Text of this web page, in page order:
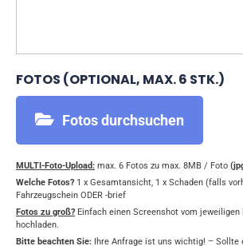
FOTOS (OPTIONAL, MAX. 6 STK.)
Fotos durchsuchen
MULTI-Foto-Upload: max. 6 Fotos zu max. 8MB / Foto
Welche Fotos? 1 x Gesamtansicht, 1 x Schaden (falls
Fahrzeugschein ODER -brief
Fotos zu groß? Einfach einen Screenshot vom
hochladen.
Bitte beachten Sie: Ihre Anfrage ist uns wichtig! – Sollte